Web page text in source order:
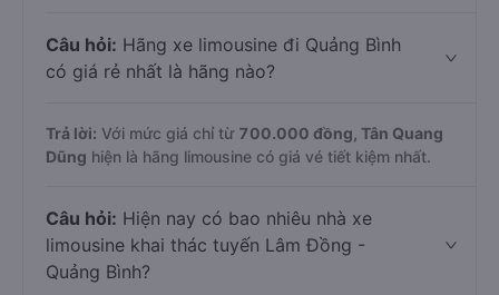
Câu hỏi: Hãng xe limousine đi Quảng Bình
có giá rẻ nhất là hãng nào?
Trả lời: Với mức giá chỉ từ 700.000 đồng, Tân Quang
Dũng hiện là hãng limousine có giá vé tiết kiệm nhất.
Câu hỏi: Hiện nay có bao nhiêu nhà xe
limousine khai thác tuyến Lâm Đồng -
Quảng Bình?